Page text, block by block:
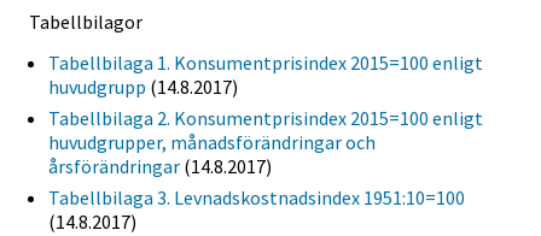
Tabellbilagor
Tabellbilaga 1. Konsumentprisindex 2015=100 enligt
huvudgrupp (14.8.2017)
Tabellbilaga 2. Konsumentprisindex 2015=100 enligt
huvudgrupper, månadsförändringar och
årsförändringar (14.8.2017)
Tabellbilaga 3. Levnadskostnadsindex 1951:10=100
(14.8.2017)